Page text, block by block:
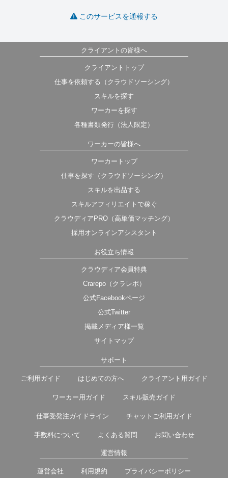
このサービスを通報する
クライアントの皆様へ
クライアントトップ
仕事を依頼する（クラウドソーシング）
スキルを探す
ワーカーを探す
各種書類発行（法人限定）
ワーカーの皆様へ
ワーカートップ
仕事を探す（クラウドソーシング）
スキルを出品する
スキルアフィリエイトで稼ぐ
クラウディアPRO（高単価マッチング）
採用オンラインアシスタント
お役立ち情報
クラウディア会員特典
Crarepo（クラレポ）
公式Facebookページ
公式Twitter
掲載メディア様一覧
サイトマップ
サポート
ご利用ガイド はじめての方へ クライアント用ガイド
ワーカー用ガイド スキル販売ガイド
仕事受発注ガイドライン チャットご利用ガイド
手数料について よくある質問 お問い合わせ
運営情報
運営会社 利用規約 プライバシーポリシー